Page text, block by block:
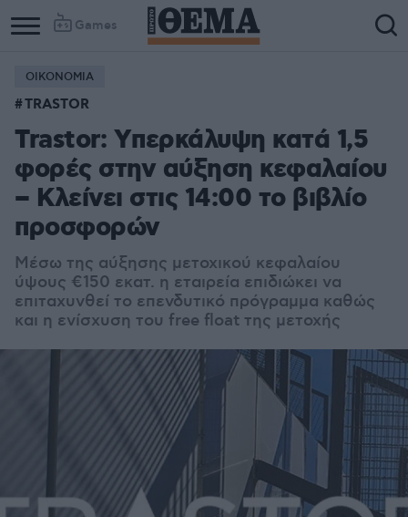
Games
Column
1
ΟΙΚΟΝΟΜΙΑ
TRASTOR
Trastor: Yπερκάλυψη κατά 1,5
φορές στην αύξηση κεφαλαίου
– Κλείνει στις 14:00 το βιβλίο
προσφορών
Μέσω της αύξησης μετοχικού κεφαλαίου
ύψους €150 εκατ. η εταιρεία επιδιώκει να
επιταχυνθεί το επενδυτικό πρόγραμμα καθώς
και η ενίσχυση του free float της μετοχής